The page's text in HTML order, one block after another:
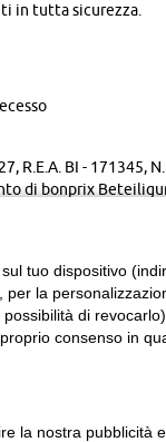
in tutta sicurezza.
R.E.A. BI - 171345, N.
di bonprix
tuo dispositivo
la
di
consenso in
la nostra pubblicità